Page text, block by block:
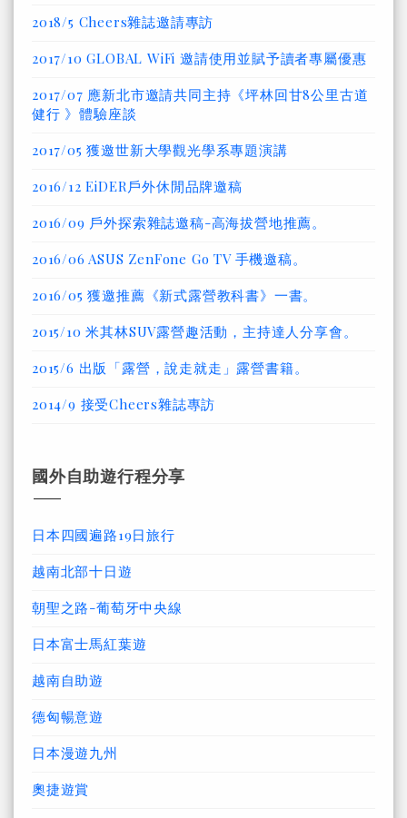
2018/5 Cheers雜誌邀請專訪
2017/10 GLOBAL WiFi 邀請使用並賦予讀者專屬優惠
2017/07 應新北市邀請共同主持《坪林回甘8公里古道
健行 》體驗座談
2017/05 獲邀世新大學觀光學系專題演講
2016/12 EiDER戶外休閒品牌邀稿
2016/09 戶外探索雜誌邀稿-高海拔營地推薦。
2016/06 ASUS ZenFone Go TV 手機邀稿。
2016/05 獲邀推薦《新式露營教科書》一書。
2015/10 米其林SUV露營趣活動，主持達人分享會。
2015/6 出版「露營，說走就走」露營書籍。
2014/9 接受Cheers雜誌專訪
國外自助遊行程分享
日本四國遍路19日旅行
越南北部十日遊
朝聖之路-葡萄牙中央線
日本富士馬紅葉遊
越南自助遊
德匈暢意遊
日本漫遊九州
奧捷遊賞